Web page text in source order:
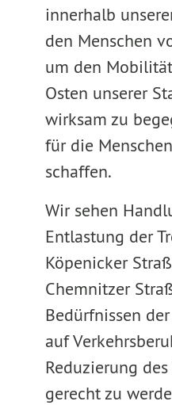
innerhalb
den Menschen
um den
Osten unserer
wirksam zu
für die
schaffen.
Wir sehen
Entlastung der
Köpenicker
Chemnitzer
Bedürfnissen
auf
Reduzierung
gerecht zu